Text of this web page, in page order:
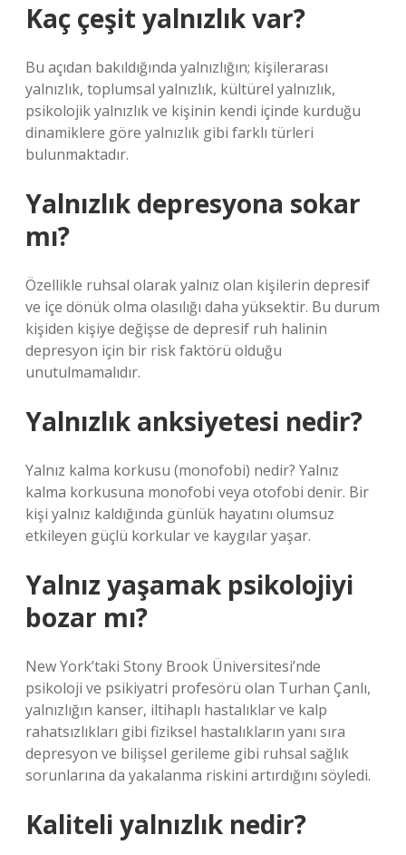
Kaç çeşit yalnızlık var?
Bu açıdan bakıldığında yalnızlığın; kişilerarası
yalnızlık, toplumsal yalnızlık, kültürel yalnızlık,
psikolojik yalnızlık ve kişinin kendi içinde kurduğu
dinamiklere göre yalnızlık gibi farklı türleri
bulunmaktadır.
Yalnızlık depresyona sokar
mı?
Özellikle ruhsal olarak yalnız olan kişilerin depresif
ve içe dönük olma olasılığı daha yüksektir. Bu durum
kişiden kişiye değişse de depresif ruh halinin
depresyon için bir risk faktörü olduğu
unutulmamalıdır.
Yalnızlık anksiyetesi nedir?
Yalnız kalma korkusu (monofobi) nedir? Yalnız
kalma korkusuna monofobi veya otofobi denir. Bir
kişi yalnız kaldığında günlük hayatını olumsuz
etkileyen güçlü korkular ve kaygılar yaşar.
Yalnız yaşamak psikolojiyi
bozar mı?
New York’taki Stony Brook Üniversitesi’nde
psikoloji ve psikiyatri profesörü olan Turhan Çanlı,
yalnızlığın kanser, iltihaplı hastalıklar ve kalp
rahatsızlıkları gibi fiziksel hastalıkların yanı sıra
depresyon ve bilişsel gerileme gibi ruhsal sağlık
sorunlarına da yakalanma riskini artırdığını söyledi.
Kaliteli yalnızlık nedir?